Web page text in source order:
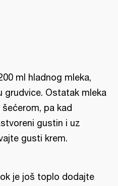
ml hladnog mleka,
grudvice. Ostatak mleka
pa kad
gustin i uz
gusti krem.
je još toplo dodajte